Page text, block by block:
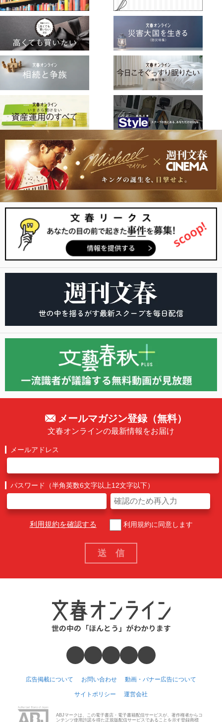
メールマガジン登録（無料）
文春オンラインの最新情報をお届け
メールアドレス
パスワード（半角英数6文字以上12文字以下）
利用規約を確認する 利用規約に同意します
広告掲載について お問い合わせ 動画・バナー広告について
サイトポリシー 運営会社
ABJマークは、この電子書店・電子書籍配信サービスが、著作権者からコ
ンテンツ使用許諾を得た正規版配信サービスであることを示す登録商標